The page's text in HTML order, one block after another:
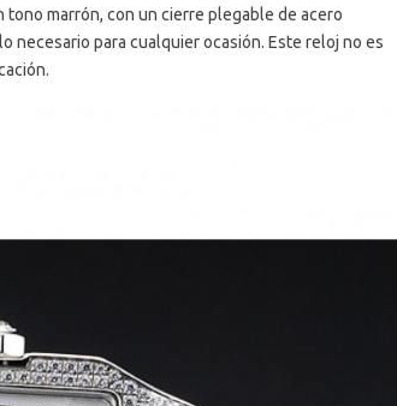
marrón, con un cierre plegable de acero
necesario para cualquier ocasión. Este reloj no es